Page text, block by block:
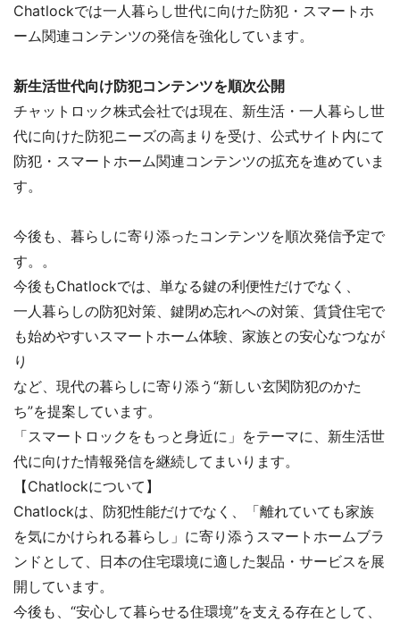
Chatlockでは一人暮らし世代に向けた防犯・スマートホ
ーム関連コンテンツの発信を強化しています。
新生活世代向け防犯コンテンツを順次公開
チャットロック株式会社では現在、新生活・一人暮らし世
代に向けた防犯ニーズの高まりを受け、公式サイト内にて
防犯・スマートホーム関連コンテンツの拡充を進めていま
す。
今後も、暮らしに寄り添ったコンテンツを順次発信予定で
す。。
今後もChatlockでは、単なる鍵の利便性だけでなく、
一人暮らしの防犯対策、鍵閉め忘れへの対策、賃貸住宅で
も始めやすいスマートホーム体験、家族との安心なつなが
り
など、現代の暮らしに寄り添う“新しい玄関防犯のかた
ち”を提案しています。
「スマートロックをもっと身近に」をテーマに、新生活世
代に向けた情報発信を継続してまいります。
【Chatlockについて】
Chatlockは、防犯性能だけでなく、「離れていても家族
を気にかけられる暮らし」に寄り添うスマートホームブラ
ンドとして、日本の住宅環境に適した製品・サービスを展
開しています。
今後も、“安心して暮らせる住環境”を支える存在として、